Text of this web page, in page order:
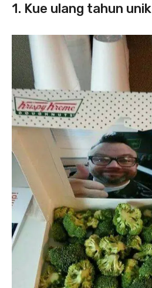
1. Kue ulang tahun unik